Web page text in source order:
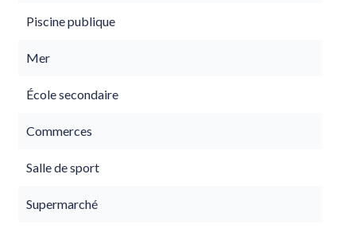
Piscine publique
Mer
École secondaire
Commerces
Salle de sport
Supermarché